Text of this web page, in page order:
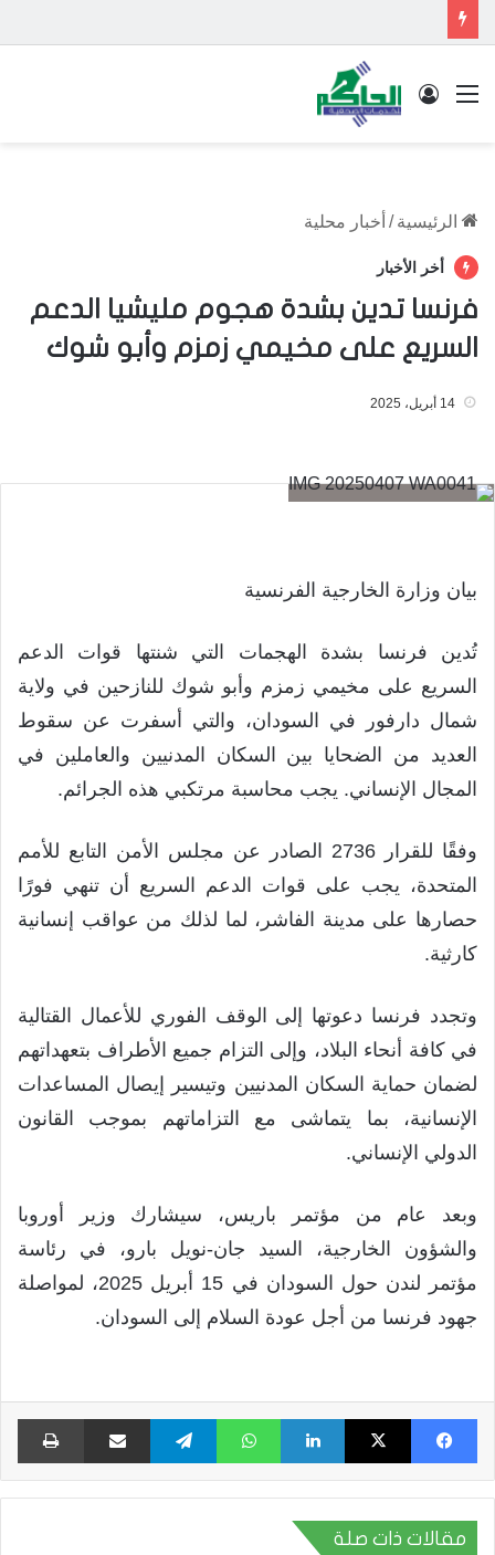
القائمة تسجيل الدخول
الرئيسية / أخبار محلية
أخر الأخبار
فرنسا تدين بشدة هجوم مليشيا الدعم
السريع على مخيمي زمزم وأبو شوك
14 أبريل، 2025
بيان وزارة الخارجية الفرنسية
تُدين فرنسا بشدة الهجمات التي شنتها قوات الدعم
السريع على مخيمي زمزم وأبو شوك للنازحين في ولاية
شمال دارفور في السودان، والتي أسفرت عن سقوط
العديد من الضحايا بين السكان المدنيين والعاملين في
المجال الإنساني. يجب محاسبة مرتكبي هذه الجرائم.
وفقًا للقرار 2736 الصادر عن مجلس الأمن التابع للأمم
المتحدة، يجب على قوات الدعم السريع أن تنهي فورًا
حصارها على مدينة الفاشر، لما لذلك من عواقب إنسانية
كارثية.
وتجدد فرنسا دعوتها إلى الوقف الفوري للأعمال القتالية
في كافة أنحاء البلاد، وإلى التزام جميع الأطراف بتعهداتهم
لضمان حماية السكان المدنيين وتيسير إيصال المساعدات
الإنسانية، بما يتماشى مع التزاماتهم بموجب القانون
الدولي الإنساني.
وبعد عام من مؤتمر باريس، سيشارك وزير أوروبا
والشؤون الخارجية، السيد جان-نويل بارو، في رئاسة
مؤتمر لندن حول السودان في 15 أبريل 2025، لمواصلة
جهود فرنسا من أجل عودة السلام إلى السودان.
فيسبوك X لينكدإن واتساب تيلقرام مشاركة عبر البريد
مقالات ذات صلة